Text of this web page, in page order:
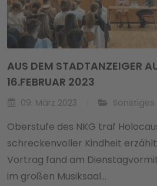
AUS DEM STADTANZEIGER
16.FEBRUAR 2023
09. März 2023 Sonstiges
Oberstufe des NKG traf
schreckenvoller Kindheit
Vortrag fand am
im großen Musiksaal…